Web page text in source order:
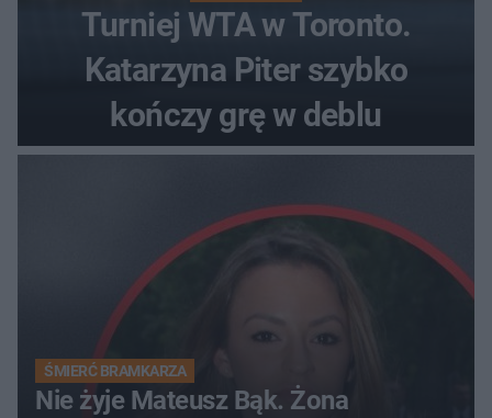
Turniej WTA w Toronto.
Katarzyna Piter szybko
kończy grę w deblu
ŚMIERĆ BRAMKARZA
Nie żyje Mateusz Bąk. Żona